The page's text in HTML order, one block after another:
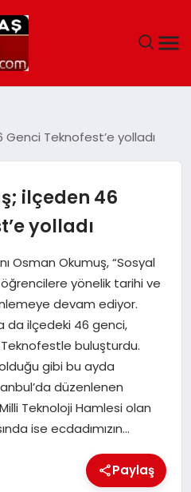
Teknofest’e yolladı
ilçeden 46
yolladı
Osman Okumuş, “Sosyal
öğrencilere yönelik tarihi ve
devam ediyor.
da ilçedeki 46 genci,
buluşturdu.
gibi bu ayda
düzenlenen
Teknoloji Hamlesi olan
ise ecdadımızın…
Paylaş